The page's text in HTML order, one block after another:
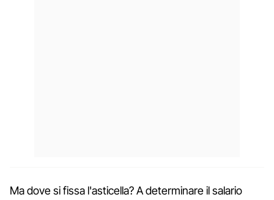
Ma dove si fissa l'asticella? A determinare il salario